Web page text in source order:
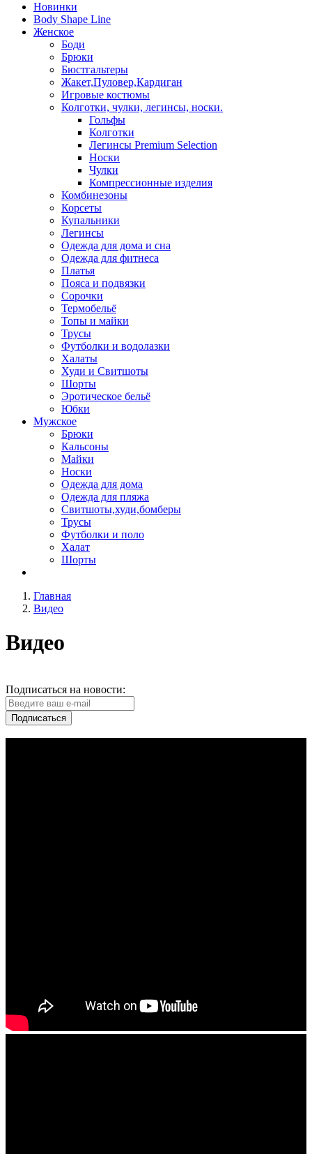
Новинки
Body Shape Line
Женское
Боди
Брюки
Бюстгальтеры
Жакет,Пуловер,Кардиган
Игровые костюмы
Колготки, чулки, легинсы, носки.
Гольфы
Колготки
Легинсы Premium Selection
Носки
Чулки
Компрессионные изделия
Комбинезоны
Корсеты
Купальники
Легинсы
Одежда для дома и сна
Одежда для фитнеса
Платья
Пояса и подвязки
Сорочки
Термобельё
Топы и майки
Трусы
Футболки и водолазки
Халаты
Худи и Свитшоты
Шорты
Эротическое бельё
Юбки
Мужское
Брюки
Кальсоны
Майки
Носки
Одежда для дома
Одежда для пляжа
Свитшоты,худи,бомберы
Трусы
Футболки и поло
Халат
Шорты
Главная
Видео
Видео
Подписаться на новости:
Подписаться